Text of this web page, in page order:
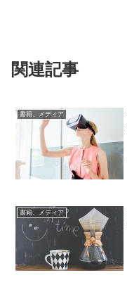
関連記事
書籍、メディア
書籍、メディア